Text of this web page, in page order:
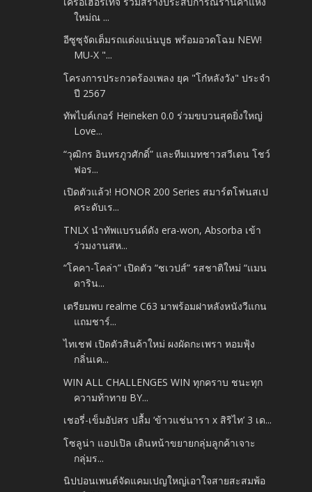
ใหม่ณ ...
อีซูซุจัดเต็มรถแต่งแน่นบูธ พร้อมอวดโฉม NEW!
MU-X "...
โครงการประกวดร้องเพลง ยุค "โก๋หลังวัง" ประจำ
ปี 2567
ทัพไบค์เกอร์ Heineken 0.0 ร่วมขบวนสุดยิ่งใหญ่
Love...
“วุฒิกร อินทรภูวศักดิ์” และทีมเมทชาวสวีเดน โชว์
ฟอร...
เปิดตัวแล้ว! HONOR 200 Series สมาร์ตโฟนสเป
คระดับเร...
TNLX นำทัพแบรนด์ดัง era-won, Absorba เข้า
ร่วมงานสห...
“โคคา-โคล่า” เปิดตัว “ชเวปส์” รสชาติใหม่ “แมน
ดาริน...
เตรียมพบ realme C63 มาพร้อมฝาหลังหนังวีแกน
แถมชาร์...
ไทเชฟ เปิดตัวสินค้าใหม่ ผงผัดกะเพรา หอมฟุ้ง
กลิ่นเค...
WIN ALL CHALLENGES WIN ทุกคราบ ชนะทุก
ความท้าทาย BY...
เชอรี่-เข็มอัปสร ปลื้ม ‘ข้าวแช่นารา x สิริไท’ 3 เด...
โซลูน่า แอปเปิล เดินหน้าขยายกลุ่มลูกค้าเจาะ
กลุ่มร...
นิปปอนเพนต์จัดแคมเปญใหญ่เอาใจสายสะสมพ้อ